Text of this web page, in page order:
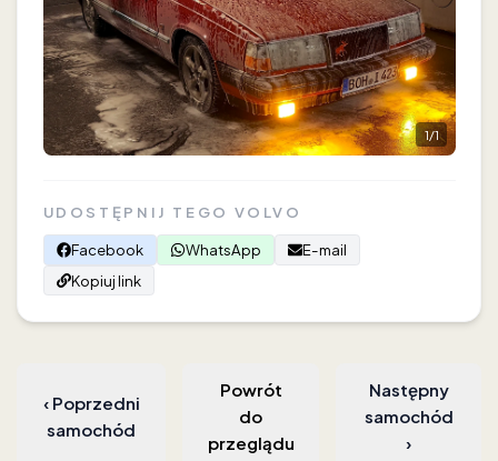
1/1
UDOSTĘPNIJ TEGO VOLVO
Facebook
WhatsApp
E-mail
Kopiuj link
‹ Poprzedni
samochód
Powrót
do
przeglądu
Następny
samochód
›